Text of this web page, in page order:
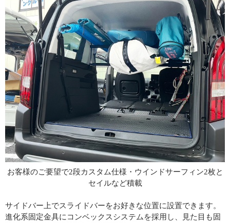
ショートボード1枚なら余裕です。ボード中積みしながら車中泊
も可能です。
サイドバー上でスライドバーをお好きな位置に設置できます。
進化系固定金具にコンベックスシステムを採用し、見た目も固